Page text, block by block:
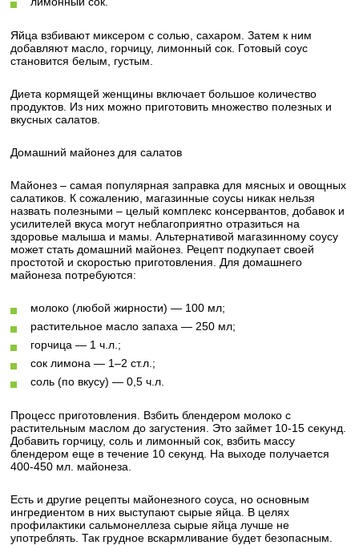
Яйца взбивают миксером с солью, сахаром. Затем к ним
добавляют масло, горчицу, лимонный сок. Готовый соус
становится белым, густым.
Диета кормящей женщины включает большое количество
продуктов. Из них можно приготовить множество полезных и
вкусных салатов.
Домашний майонез для салатов
Майонез – самая популярная заправка для мясных и овощных
салатиков. К сожалению, магазинные соусы никак нельзя
назвать полезными – целый комплекс консервантов, добавок и
усилителей вкуса могут неблагоприятно отразиться на
здоровье малыша и мамы. Альтернативой магазинному соусу
может стать домашний майонез. Рецепт подкупает своей
простотой и скоростью приготовления. Для домашнего
майонеза потребуются:
молоко (любой жирности) — 100 мл;
растительное масло запаха — 250 мл;
горчица — 1 ч.л.;
сок лимона — 1–2 ст.л.;
соль (по вкусу) — 0,5 ч.л.
Процесс приготовления. Взбить блендером молоко с
растительным маслом до загустения. Это займет 10-15 секунд.
Добавить горчицу, соль и лимонный сок, взбить массу
блендером еще в течение 10 секунд. На выходе получается
400-450 мл. майонеза.
Есть и другие рецепты майонезного соуса, но основным
ингредиентом в них выступают сырые яйца. В целях
профилактики сальмонеллеза сырые яйца лучше не
употреблять. Так грудное вскармливание будет безопасным.